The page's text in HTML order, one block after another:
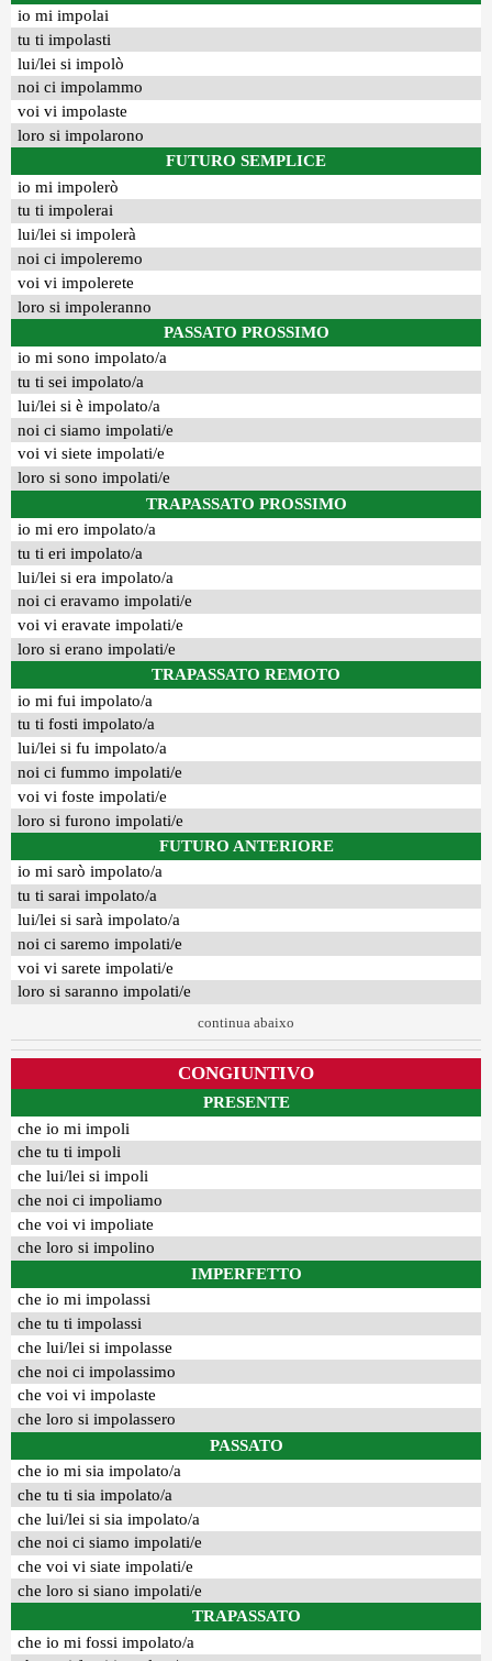
io mi impolai
tu ti impolasti
lui/lei si impolò
noi ci impolammo
voi vi impolaste
loro si impolarono
FUTURO SEMPLICE
io mi impolerò
tu ti impolerai
lui/lei si impolerà
noi ci impoleremo
voi vi impolerete
loro si impoleranno
PASSATO PROSSIMO
io mi sono impolato/a
tu ti sei impolato/a
lui/lei si è impolato/a
noi ci siamo impolati/e
voi vi siete impolati/e
loro si sono impolati/e
TRAPASSATO PROSSIMO
io mi ero impolato/a
tu ti eri impolato/a
lui/lei si era impolato/a
noi ci eravamo impolati/e
voi vi eravate impolati/e
loro si erano impolati/e
TRAPASSATO REMOTO
io mi fui impolato/a
tu ti fosti impolato/a
lui/lei si fu impolato/a
noi ci fummo impolati/e
voi vi foste impolati/e
loro si furono impolati/e
FUTURO ANTERIORE
io mi sarò impolato/a
tu ti sarai impolato/a
lui/lei si sarà impolato/a
noi ci saremo impolati/e
voi vi sarete impolati/e
loro si saranno impolati/e
continua abaixo
CONGIUNTIVO
PRESENTE
che io mi impoli
che tu ti impoli
che lui/lei si impoli
che noi ci impoliamo
che voi vi impoliate
che loro si impolino
IMPERFETTO
che io mi impolassi
che tu ti impolassi
che lui/lei si impolasse
che noi ci impolassimo
che voi vi impolaste
che loro si impolassero
PASSATO
che io mi sia impolato/a
che tu ti sia impolato/a
che lui/lei si sia impolato/a
che noi ci siamo impolati/e
che voi vi siate impolati/e
che loro si siano impolati/e
TRAPASSATO
che io mi fossi impolato/a